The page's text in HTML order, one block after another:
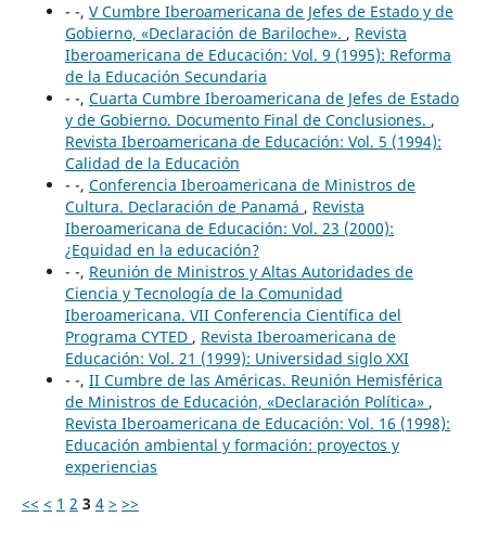
- -, V Cumbre Iberoamericana de Jefes de Estado y de
Gobierno, «Declaración de Bariloche». , Revista
Iberoamericana de Educación: Vol. 9 (1995): Reforma
de la Educación Secundaria
- -, Cuarta Cumbre Iberoamericana de Jefes de Estado
y de Gobierno. Documento Final de Conclusiones. ,
Revista Iberoamericana de Educación: Vol. 5 (1994):
Calidad de la Educación
- -, Conferencia Iberoamericana de Ministros de
Cultura. Declaración de Panamá , Revista
Iberoamericana de Educación: Vol. 23 (2000):
¿Equidad en la educación?
- -, Reunión de Ministros y Altas Autoridades de
Ciencia y Tecnología de la Comunidad
Iberoamericana. VII Conferencia Científica del
Programa CYTED , Revista Iberoamericana de
Educación: Vol. 21 (1999): Universidad siglo XXI
- -, II Cumbre de las Américas. Reunión Hemisférica
de Ministros de Educación, «Declaración Política» ,
Revista Iberoamericana de Educación: Vol. 16 (1998):
Educación ambiental y formación: proyectos y
experiencias
<< < 1 2 3 4 > >>